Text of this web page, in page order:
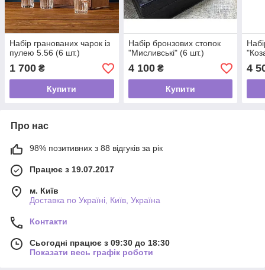
Набір гранованих чарок із
пулею 5.56 (6 шт.)
1 700 ₴
Купити
Набір бронзових стопок
"Мисливські" (6 шт.)
4 100₴
Купити
4
Про нас
98% позитивних з 88 відгуків за рік
Працює з 19.07.2017
м. Київ
Доставка по Україні, Київ, Україна
Контакти
Сьогодні працює з 09:30 до 18:30
Показати весь графік роботи